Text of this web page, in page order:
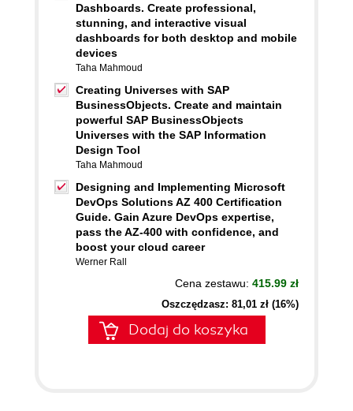
Dashboards. Create professional,
stunning, and interactive visual
dashboards for both desktop and mobile
devices
Taha Mahmoud
Creating Universes with SAP
BusinessObjects. Create and maintain
powerful SAP BusinessObjects
Universes with the SAP Information
Design Tool
Taha Mahmoud
Designing and Implementing Microsoft
DevOps Solutions AZ 400 Certification
Guide. Gain Azure DevOps expertise,
pass the AZ-400 with confidence, and
boost your cloud career
Werner Rall
Cena zestawu: 415.99 zł
Oszczędzasz: 81,01 zł (16%)
Dodaj do koszyka